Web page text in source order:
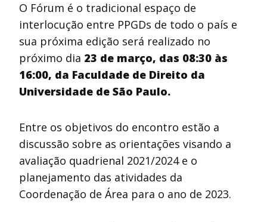
O Fórum é o tradicional espaço de
interlocução entre PPGDs de todo o país e
sua próxima edição será realizado no
próximo dia 23 de março, das 08:30 às
16:00, da Faculdade de Direito da
Universidade de São Paulo.
Entre os objetivos do encontro estão a
discussão sobre as orientações visando a
avaliação quadrienal 2021/2024 e o
planejamento das atividades da
Coordenação de Área para o ano de 2023.